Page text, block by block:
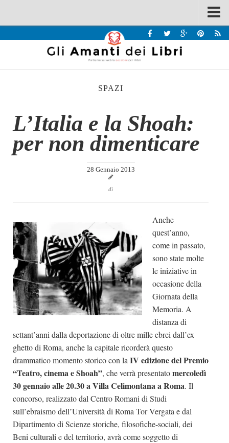
Recensioni
Interviste & Incontri
Chi siamo
Contatti
Chi siamo
Dicono di Noi
Rassegna Stampa
Archivio
Autori
Generi
Case editrici
Partnership
Giallo Stresa
Premio Chiara
Tabù Festival 2014
A Tutto Volume
Salone di Torino
SPAZI
L’Italia e la Shoah:
per non dimenticare
28 Gennaio 2013
di
Anche
quest’anno,
come in passato,
sono state molte
le iniziative in
occasione della
Giornata della
Memoria. A
distanza di
settant’anni dalla deportazione di oltre mille ebrei dall’ex
ghetto di Roma, anche la capitale ricorderà questo
drammatico momento storico con la IV edizione del Premio
“Teatro, cinema e Shoah”, che verrà presentatomercoledì
30 gennaio alle 20.30 a Villa Celimontana a Roma. Il
concorso, realizzato dal Centro Romani di Studi
sull’ebraismo dell’Università di Roma Tor Vergata e dal
Dipartimento di Scienze storiche, filosofiche-sociali, dei
Beni culturali e del territorio, avrà come soggetto di